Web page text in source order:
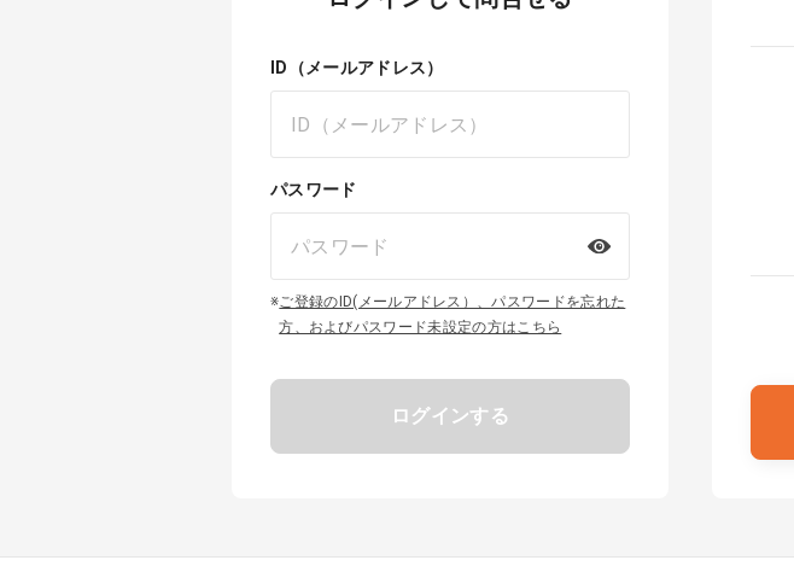
ID（メールアドレス）
パスワード
※ご登録のID(メールアドレス）、パスワードを忘れた
方、およびパスワード未設定の方はこちら
ログインする